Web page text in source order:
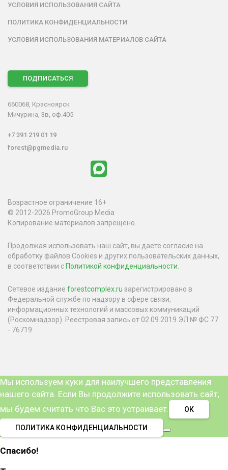
УСЛОВИЯ ИСПОЛЬЗОВАНИЯ САЙТА
ПОЛИТИКА КОНФИДЕНЦИАЛЬНОСТИ
УСЛОВИЯ ИСПОЛЬЗОВАНИЯ МАТЕРИАЛОВ САЙТА
ПОДПИСАТЬСЯ
660068, Красноярск
Мичурина, 3в, оф.405
+7 391 219 01 19
forest@pgmedia.ru
Возрастное ограничение 16+
© 2012-2026 PromoGroup Media
Копирование материалов запрещено.
Продолжая использовать наш сайт, вы даете согласие на
обработку файлов Cookies и других пользовательских данных,
в соответствии с Политикой конфиденциальности.
Сетевое издание forestcomplex.ru зарегистрировано в
Федеральной службе по надзору в сфере связи,
информационных технологий и массовых коммуникаций
(Роскомнадзор). Реестровая запись от 02.09.2019 ЭЛ № ФС 77
- 76719.
Мы используем куки для наилучшего представления
нашего сайта. Если Вы продолжите использовать сайт,
мы будем считать что Вас это устраивает.
ОК
ПОЛИТИКА КОНФИДЕНЦИАЛЬНОСТИ
Спасибо!